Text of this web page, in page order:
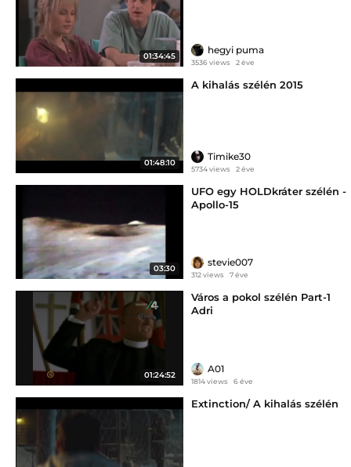
01:34:45
hegyi puma
3536 views 2 éve
01:48:10
A kihalás szélén 2015
Timike30
5734 views 2 éve
03:30
UFO egy HOLDkráter szélén -
Apollo-15
stevie007
312 views 7 éve
01:24:52
Város a pokol szélén Part-1
Adri
A01
1814 views 6 éve
Extinction/ A kihalás szélén